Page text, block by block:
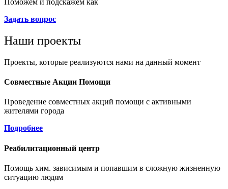
Поможем и подскажем как
Задать вопрос
Наши проекты
Проекты, которые реализуются нами на данный момент
Совместные Акции Помощи
Проведение совместных акций помощи с активными
жителями города
Подробнее
Реабилитационный центр
Помощь хим. зависимым и попавшим в сложную жизненную
ситуацию людям